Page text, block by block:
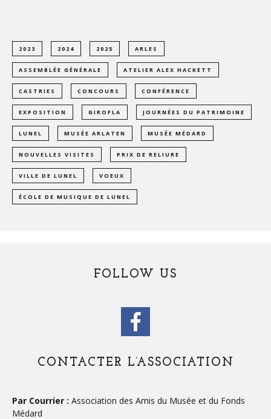
2023 2024 2025 ARLES
ASSEMBLÉE GÉNÉRALE ATELIER ALEX HACKETT
CASTRIES CONCOURS CONFÉRENCE
EXPOSITION GIROFLA JOURNÉES DU PATRIMOINE
LUNEL MUSÉE ARLATEN MUSÉE MÉDARD
NOUVELLES VISITES PRIX DE RELIURE
VILLE DE LUNEL VOEUX
ÉCOLE DE MUSIQUE DE LUNEL
FOLLOW US
CONTACTER L’ASSOCIATION
Par Courrier : Association des Amis du Musée et du Fonds
Médard